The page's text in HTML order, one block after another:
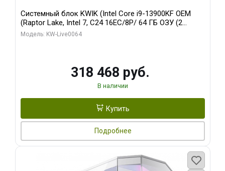
Системный блок KWIK (Intel Core i9-13900KF OEM
(Raptor Lake, Intel 7, C24 16EC/8P/ 64 ГБ ОЗУ (2
модуля)/ ASUS RTX5080 PROART OC 16GB GDDR7
Модель: KW-Live0064
318 468 руб.
В наличии
Купить
Подробнее